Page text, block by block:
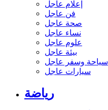
إعلام عاجل
فن عاجل
صحة عاجل
نساء عاجل
علوم عاجل
بيئة عاجل
سياحة وسفر عاجل
سيارات عاجل
رياضة